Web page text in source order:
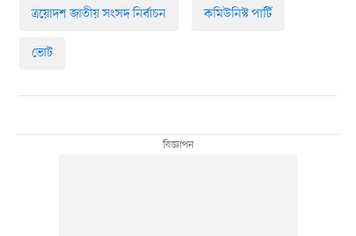
ত্রয়োদশ জাতীয় সংসদ নির্বাচন কমিউনিস্ট পার্টি
ভোট